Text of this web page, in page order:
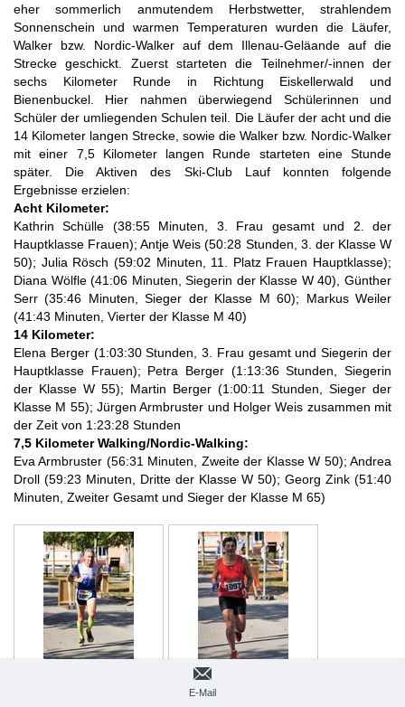
eher sommerlich anmutendem Herbstwetter, strahlendem
Sonnenschein und warmen Temperaturen wurden die Läufer,
Walker bzw. Nordic-Walker auf dem Illenau-Geläande auf die
Strecke geschickt. Zuerst starteten die Teilnehmer/-innen der
sechs Kilometer Runde in Richtung Eiskellerwald und
Bienenbuckel. Hier nahmen überwiegend Schülerinnen und
Schüler der umliegenden Schulen teil. Die Läufer der acht und die
14 Kilometer langen Strecke, sowie die Walker bzw. Nordic-Walker
mit einer 7,5 Kilometer langen Runde starteten eine Stunde
später. Die Aktiven des Ski-Club Lauf konnten folgende
Ergebnisse erzielen:
Acht Kilometer:
Kathrin Schülle (38:55 Minuten, 3. Frau gesamt und 2. der
Hauptklasse Frauen); Antje Weis (50:28 Stunden, 3. der Klasse W
50); Julia Rösch (59:02 Minuten, 11. Platz Frauen Hauptklasse);
Diana Wölfle (41:06 Minuten, Siegerin der Klasse W 40), Günther
Serr (35:46 Minuten, Sieger der Klasse M 60); Markus Weiler
(41:43 Minuten, Vierter der Klasse M 40)
14 Kilometer:
Elena Berger (1:03:30 Stunden, 3. Frau gesamt und Siegerin der
Hauptklasse Frauen); Petra Berger (1:13:36 Stunden, Siegerin
der Klasse W 55); Martin Berger (1:00:11 Stunden, Sieger der
Klasse M 55); Jürgen Armbruster und Holger Weis zusammen mit
der Zeit von 1:23:28 Stunden
7,5 Kilometer Walking/Nordic-Walking:
Eva Armbruster (56:31 Minuten, Zweite der Klasse W 50); Andrea
Droll (59:23 Minuten, Dritte der Klasse W 50); Georg Zink (51:40
Minuten, Zweiter Gesamt und Sieger der Klasse M 65)
E-Mail